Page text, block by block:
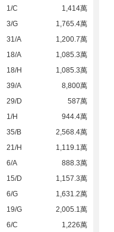
1/C
1,414萬
3/G
1,765.4萬
31/A
1,200.7萬
18/A
1,085.3萬
18/H
1,085.3萬
39/A
8,800萬
29/D
587萬
1/H
944.4萬
35/B
2,568.4萬
21/H
1,119.1萬
6/A
888.3萬
15/D
1,157.3萬
6/G
1,631.2萬
19/G
2,005.1萬
6/C
1,226萬